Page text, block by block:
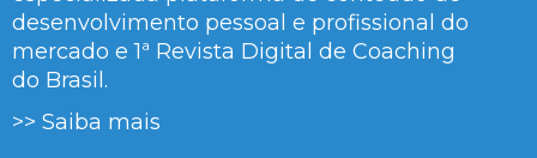
desenvolvimento pessoal e profissional do
mercado e 1ª Revista Digital de Coaching
do Brasil.
>> Saiba mais